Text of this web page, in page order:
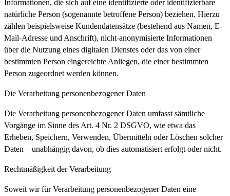
Informationen, die sich auf eine identifizierte oder identifizierbare
natürliche Person (sogenannte betroffene Person) beziehen. Hierzu
zählen beispielsweise Kundendatensätze (bestehend aus Namen, E-
Mail-Adresse und Anschrift), nicht-anonymisierte Informationen
über die Nutzung eines digitalen Dienstes oder das von einer
bestimmten Person eingereichte Anliegen, die einer bestimmten
Person zugeordnet werden können.
Die Verarbeitung personenbezogener Daten
Die Verarbeitung personenbezogener Daten umfasst sämtliche
Vorgänge im Sinne des Art. 4 Nr. 2 DSGVO, wie etwa das
Erheben, Speichern, Verwenden, Übermitteln oder Löschen solcher
Daten – unabhängig davon, ob dies automatisiert erfolgt oder nicht.
Rechtmäßigkeit der Verarbeitung
Soweit wir für Verarbeitung personenbezogener Daten eine